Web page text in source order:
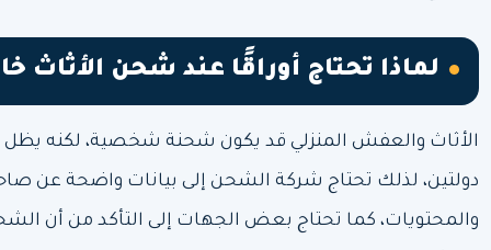
لماذا تحتاج أوراقًا عند شحن الأثاث
الأثاث والعفش المنزلي قد يكون شحنة شخصية، لكنه يظل
دولتين، لذلك تحتاج شركة الشحن إلى بيانات واضحة عن
والمحتويات، كما تحتاج بعض الجهات إلى التأكد من أن